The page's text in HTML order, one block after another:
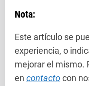
Nota:
Este artículo se
experiencia, o
mejorar el mismo.
en contactocon